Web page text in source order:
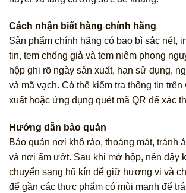
Cách nhận biết hàng chính hãng
Sản phẩm chính hãng có bao bì sắc nét,
tin, tem chống giả và tem niêm phong
hộp ghi rõ ngày sản xuất, hạn sử dụng,
và mã vạch. Có thể kiểm tra thông tin
xuất hoặc ứng dụng quét mã QR để xác
Hướng dẫn bảo quản
Bảo quản nơi khô ráo, thoáng mát, tránh
và nơi ẩm ướt. Sau khi mở hộp, nên đậy
chuyển sang hũ kín để giữ hương vị và
để gần các thực phẩm có mùi mạnh để